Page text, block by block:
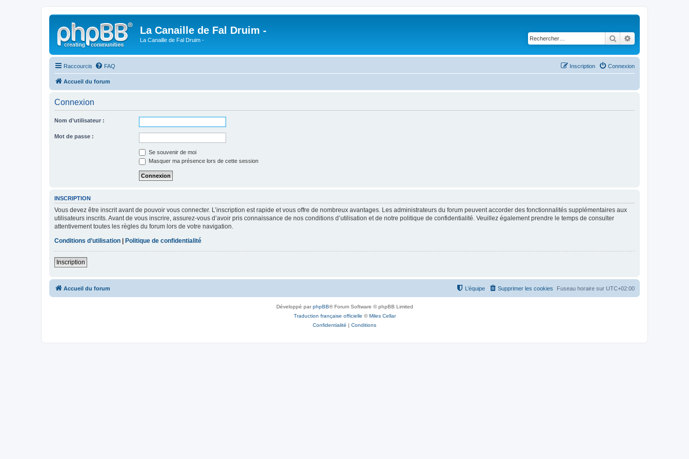
La Canaille de Fal Druim -
La Canaille de Fal Druim - Rechercher
Raccourcis FAQ Connexion
Inscription
Accueil du forum
Connexion
Nom d’utilisateur :
Mot de passe :
Se souvenir de moi
Masquer ma présence lors de cette session
INSCRIPTION
Vous devez être inscrit avant de pouvoir vous connecter. L’inscription est rapide et vous offre de nombreux avantages. Les administrateurs du forum peuvent accorder des fonctionnalités supplémentaires aux
utilisateurs inscrits. Avant de vous inscrire, assurez-vous d’avoir pris connaissance de nos conditions d’utilisation et de notre politique de confidentialité. Veuillez également prendre le temps de consulter
attentivement toutes les règles du forum lors de votre navigation.
Conditions d’utilisation
Politique de confidentialité
Inscription
Accueil du forum Fuseau horaire sur UTC+02:00
Supprimer les cookies
L’équipe
Développé parphpBB® Forum Software © phpBB Limited
Traduction française officielle ©Miles Cellar
Confidentialité | Conditions